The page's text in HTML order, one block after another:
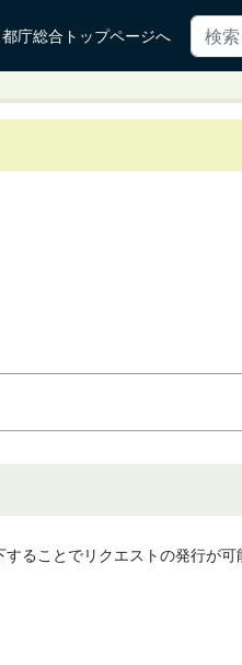
都庁総合トップページへ
ることでリクエストの発行が可